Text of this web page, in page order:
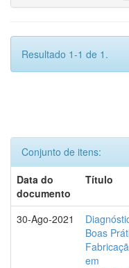
Resultado 1-1 de 1.
Conjunto de itens:
Data do
documento
Título
30-Ago-2021
Boas
em